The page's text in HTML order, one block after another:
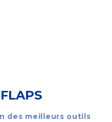
des meilleurs outils